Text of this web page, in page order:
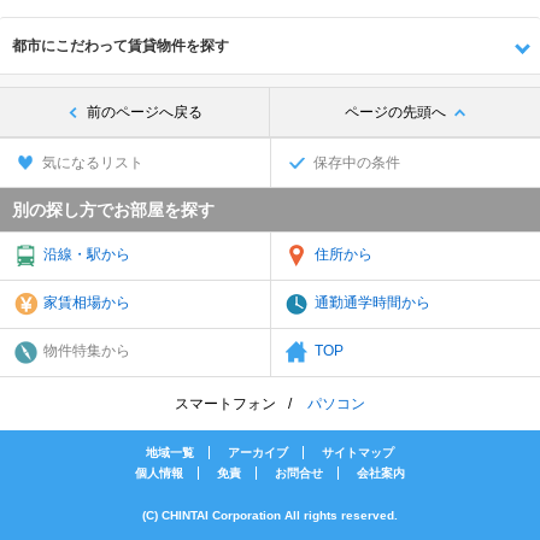
都市にこだわって賃貸物件を探す
前のページへ戻る ページの先頭へ
気になるリスト 保存中の条件
別の探し方でお部屋を探す
沿線・駅から 住所から
家賃相場から 通勤通学時間から
物件特集から TOP
スマートフォン パソコン
地域一覧 アーカイブ
サイトマップ
個人情報
免責 お問合せ 会社案内
(C) CHINTAI Corporation All rights reserved.